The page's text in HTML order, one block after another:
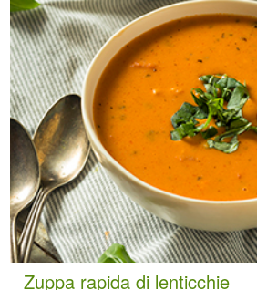
Zuppa rapida di lenticchie